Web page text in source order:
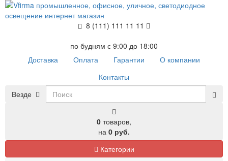
8 (111) 111 11 11
по будням с 9:00 до 18:00
Доставка
Оплата Гарантии
О компании
Контакты
Везде
0 товаров,
на 0 руб.
Категории